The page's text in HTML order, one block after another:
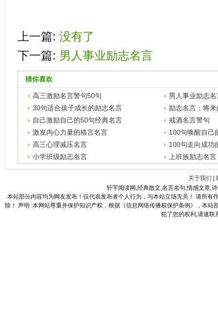
上一篇: 没有了
下一篇: 男人事业励志名言
猜你喜欢
高三激励名言警句50句
男人事业励志名
30句适合孩子成长的励志名言
励志名言：将
在拼命的你
自己激励自己的50句经典名言
戒酒名言警句
激发内心力量的格言名言
100句唤醒自己
高三心理减压名言
100句走向成功
小学班级励志名言
上班族励志名
关于我们
轩宇阅读网,经典散文,名言名句,情感文章,
本站部分内容均为网友发布！仅代表发布者个人行为，与本站立场无关！ 请所
除！ 声明 :本网站尊重并保护知识产权，根据《信息网络传播权保护条例》，本
犯了您的权利,请速联